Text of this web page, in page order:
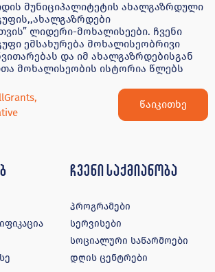
მუნიციპალიტეტის ახალგაზრდული
ლიდერი-მოხალისეები. ჩვენი
ემსახურება მოხალისეობრივი
და იმ ახალგაზრდებისგან
მოხალისეობის ისტორია წლებს
,
წაიკითხე
ჩვენი საქმიანობა
პროგრამები
სერვისები
სოციალური საწარმოები
დღის ცენტრები